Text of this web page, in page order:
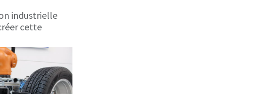
industrielle
cette